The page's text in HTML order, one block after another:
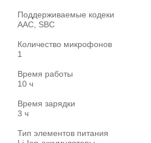
Поддерживаемые кодеки
AAC, SBC
Количество микрофонов
1
Время работы
10 ч
Время зарядки
3 ч
Тип элементов питания